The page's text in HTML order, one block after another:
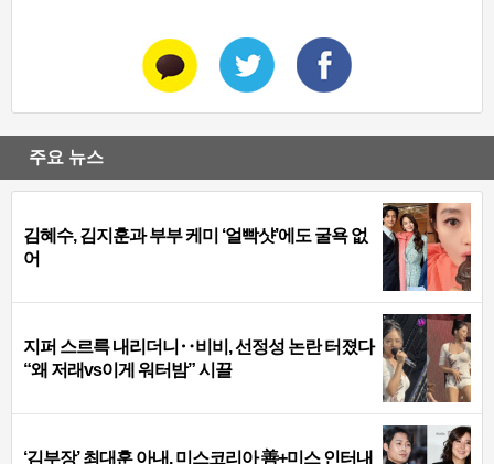
주요 뉴스
김혜수, 김지훈과 부부 케미 ‘얼빡샷’에도 굴욕 없
어
지퍼 스르륵 내리더니‥비비, 선정성 논란 터졌다
“왜 저래vs이게 워터밤” 시끌
‘김부장’ 최대훈 아내, 미스코리아 善+미스 인터내